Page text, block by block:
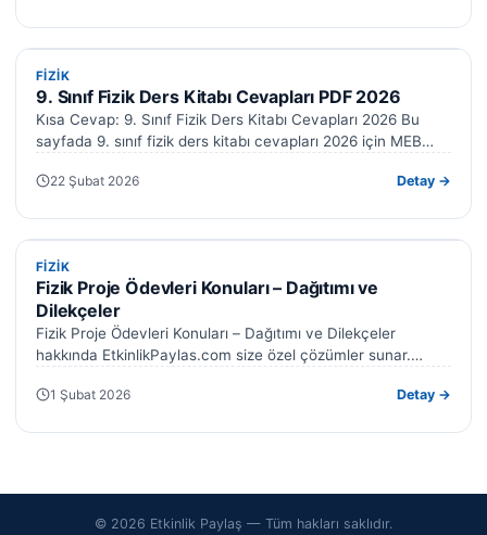
FIZIK
FIZIK
9. Sınıf Fizik Ders Kitabı Cevapları PDF 2026
Kısa Cevap: 9. Sınıf Fizik Ders Kitabı Cevapları 2026 Bu
sayfada 9. sınıf fizik ders kitabı cevapları 2026 için MEB…
22 Şubat 2026 Detay →
FIZIK
FIZIK
Fizik Proje Ödevleri Konuları – Dağıtımı ve
Dilekçeler
Fizik Proje Ödevleri Konuları – Dağıtımı ve Dilekçeler
hakkında EtkinlikPaylas.com size özel çözümler sunar.
1 Şubat 2026 Detay →
© 2026 Etkinlik Paylaş — Tüm hakları saklıdır.